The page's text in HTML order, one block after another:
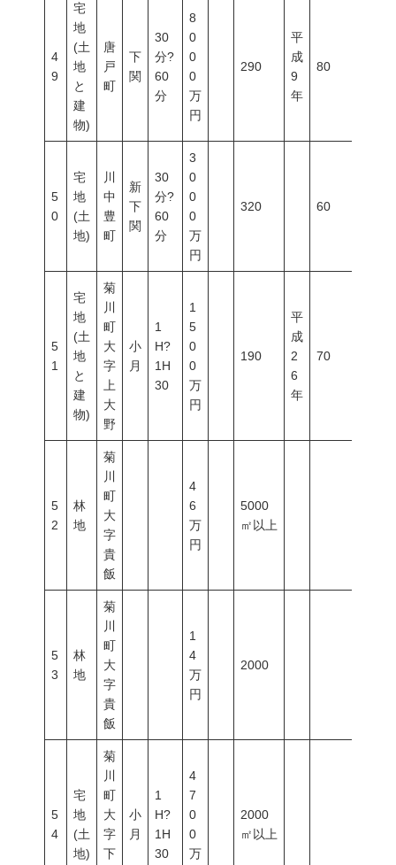
4
9
宅
地
(土
地
と
建
物)
唐
戸
町
下
関
30
分?
60
分
8
0
0
0
万
円
290
平
成
9
年
80
5
0
宅
地
(土
地)
川
中
豊
町
新
下
関
30
分?
60
分
3
0
0
0
万
円
320 60
5
1
宅
地
(土
地
と
建
物)
菊
川
町
大
字
上
大
野
小
月
1
H?
1H
30
1
5
0
0
万
円
190
平
成
2
6
年
70
5
2
林
地
菊
川
町
大
字
貴
飯
4
6
万
円
5000
㎡以上
5
3
林
地
菊
川
町
大
字
貴
飯
1
4
万
円
2000
5
4
宅
地
(土
地)
菊
川
町
大
字
下
小
月
1
H?
1H
30
4
7
0
0
万
2000
㎡以上